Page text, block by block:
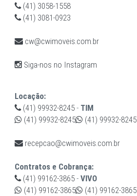
(41) 3058-1558
(41) 3081-0923
cw@cwimoveis.com.br
Siga-nos no Instagram
Locação:
(41) 99932-8245 - TIM
(41) 99932-8245
(41) 99932-8245
recepcao@cwimoveis.com.br
Contratos e Cobrança:
(41) 99162-3865 - VIVO
(41) 99162-3865
(41) 99162-3865